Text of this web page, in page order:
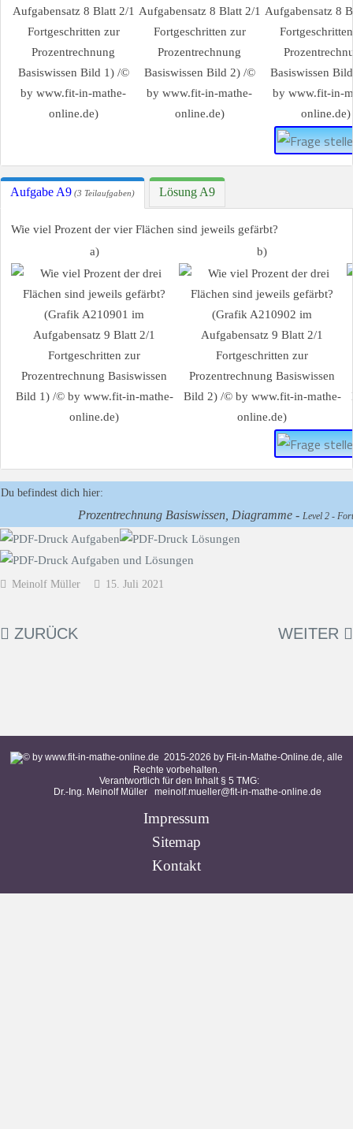
Aufgabe A9 (3 Teilaufgaben) Lösung A9
Wie viel Prozent der vier Flächen sind jeweils gefärbt?
a)
b)
Du befindest dich hier:
Prozentrechnung Basiswissen, Diagramme - Level 2 -
Meinolf Müller 15. Juli 2021
ZURÜCK WEITER
2015-2026 by Fit-in-Mathe-Online.de, alle
Rechte vorbehalten.
Verantwortlich für den Inhalt § 5 TMG:
Dr.-Ing. Meinolf Müller meinolf.mueller@fit-in-mathe-online.de
Impressum
Sitemap
Kontakt